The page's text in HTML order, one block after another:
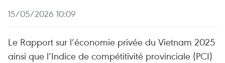
15/05/2026 10:09
Le Rapport sur l’économie privée du Vietnam 2025
ainsi que l’Indice de compétitivité provinciale (PCI)